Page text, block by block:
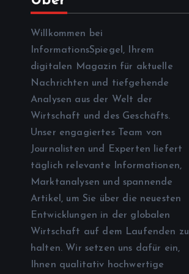
Willkommen bei
InformationsSpiegel, Ihrem
digitalen Magazin für aktuelle
Nachrichten und tiefgehende
Analysen aus der Welt der
Wirtschaft und des Geschäfts.
Unser engagiertes Team von
Journalisten und Experten liefert
täglich relevante Informationen,
Marktanalysen und spannende
Artikel, um Sie über die neuesten
Entwicklungen in der globalen
Wirtschaft auf dem Laufenden zu
halten. Wir setzen uns dafür ein,
Ihnen qualitativ hochwertige